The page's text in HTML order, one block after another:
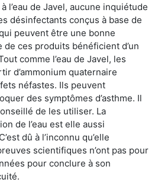
l’eau de Javel, aucune inquiétude
désinfectants conçus à base de
peuvent être une bonne
ces produits bénéficient d’un
comme l’eau de Javel, les
d’ammonium quaternaire
néfastes. Ils peuvent
des symptômes d’asthme. Il
de les utiliser. La
de l’eau est elle aussi
dû à l’inconnu qu’elle
scientifiques n’ont pas pour
pour conclure à son